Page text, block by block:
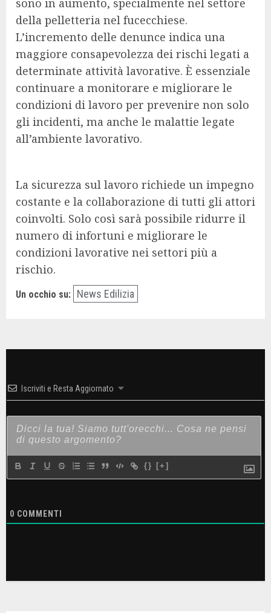
sono in aumento, specialmente nel settore
della pelletteria nel fucecchiese.
L’incremento delle denunce indica una
maggiore consapevolezza dei rischi legati a
determinate attività lavorative. È essenziale
continuare a monitorare e migliorare le
condizioni di lavoro per prevenire non solo
gli incidenti, ma anche le malattie legate
all’ambiente lavorativo.
La sicurezza sul lavoro richiede un impegno
costante e la collaborazione di tutti gli attori
coinvolti. Solo così sarà possibile ridurre il
numero di infortuni e migliorare le
condizioni lavorative nei settori più a
rischio.
Un occhio su: News Edilizia
Iscriviti e Resta Aggiornato
{} [+]
0 COMMENTI